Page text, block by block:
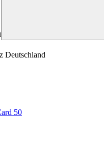
Deutschland
50